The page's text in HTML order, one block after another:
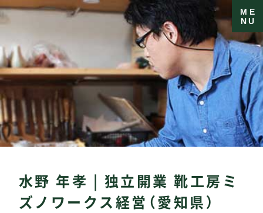
ME
NU
水野 年孝 | 独立開業 靴工房ミ
ズノワークス経営（愛知県）